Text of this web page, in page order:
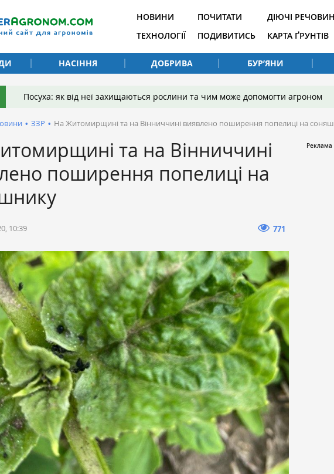
НОВИНИ
ТЕХНОЛОГІЇ
ПОЧИТАТИ
ПОДИВИТИСЬ
ДІЮЧІ
КАРТА ҐРУНТІВ
НАСІННЯ ДОБРИВА БУР’ЯНИ
Посуха: як від неї захищаються рослини та чим може допомогти агроном
• ЗЗР • На Житомирщині та на Вінниччині виявлено поширення попелиці на
та на Вінниччині
поширення попелиці на
10:39 771